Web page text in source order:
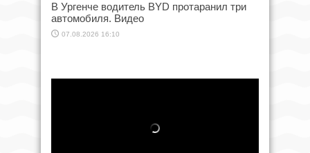
В Ургенче водитель BYD протаранил три
автомобиля. Видео
07.08.2026 16:10